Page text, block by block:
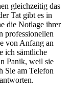
gleichzeitig das
Tat gibt es in
die Notlage ihrer
professionellen
von Anfang an
ich sämtliche
Panik, weil sie
Sie am Telefon